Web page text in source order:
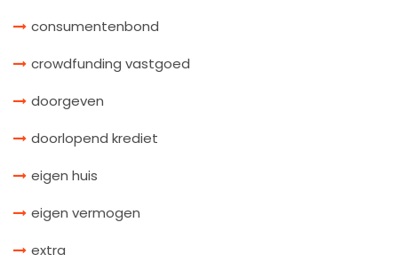
consumentenbond
crowdfunding vastgoed
doorgeven
doorlopend krediet
eigen huis
eigen vermogen
extra